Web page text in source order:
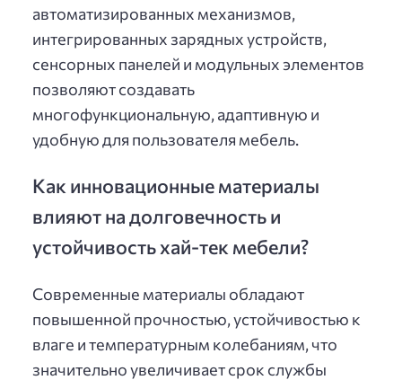
автоматизированных механизмов,
интегрированных зарядных устройств,
сенсорных панелей и модульных элементов
позволяют создавать
многофункциональную, адаптивную и
удобную для пользователя мебель.
Как инновационные материалы
влияют на долговечность и
устойчивость хай-тек мебели?
Современные материалы обладают
повышенной прочностью, устойчивостью к
влаге и температурным колебаниям, что
значительно увеличивает срок службы